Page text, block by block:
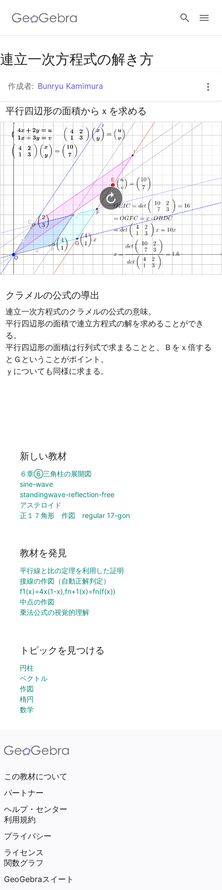
Googleクラスルーム
GeoGebra Classroom
ログイン
連立一次方程式の解き方
作成者: Bunryu Kamimura
平行四辺形の面積からｘを求める
クラメルの公式の導出
連立一次方程式のクラメルの公式の意味。
平行四辺形の面積で連立方程式の解を求めることができ
る。
平行四辺形の面積は行列式で求まることと、Ｂをｘ倍する
とＧということがポイント。
ｙについても同様に求まる。
新しい教材
６章⑥三角柱の展開図
sine-wave
standingwave-reflection-free
アステロイド
正１７角形 作図 regular 17-gon
教材を発見
平行線と比の定理を利用した証明
接線の作図（自動正解判定）
f1(x)=4x(1-x),fn+1(x)=fn(f(x))
中点の作図
乗法公式の視覚的理解
トピックを見つける
円柱
ベクトル
作図
楕円
数学
この教材について
パートナー
ヘルプ・センター
利用規約
プライバシー
ライセンス
関数グラフ
GeoGebraスイート